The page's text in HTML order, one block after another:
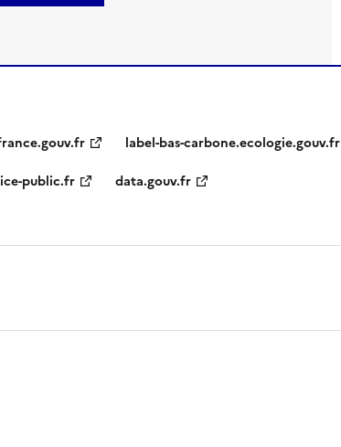
label-bas-carbone.ecologie.gouv.fr
public.fr
data.gouv.fr